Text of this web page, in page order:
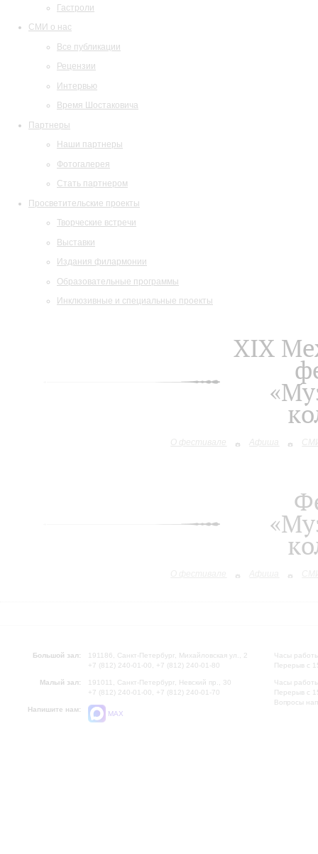
Гастроли
СМИ о нас
Все публикации
Рецензии
Интервью
Время Шостаковича
Партнеры
Наши партнеры
Фотогалерея
Стать партнером
Просветительские проекты
Творческие встречи
Выставки
Издания филармонии
Образовательные программы
Инклюзивные и специальные проекты
XIХ
О фестивале Афиша
Большой зал:
191186, Санкт-Петербург, Михайловская ул., 2
+7 (812) 240-01-00, +7 (812) 240-01-80
Малый зал:
191011, Санкт-Петербург, Невский пр., 30
+7 (812) 240-01-00, +7 (812) 240-01-70
Напишите нам:
MAX
Часы
Перерыв с
Часы
Перерыв с
Вопросы